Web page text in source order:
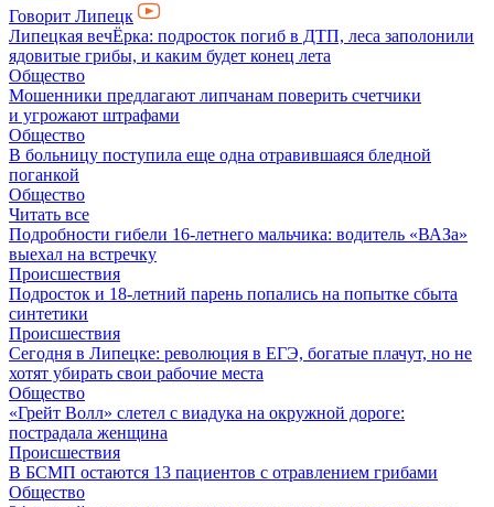
Говорит Липецк
Липецкая вечЁрка: подросток погиб в ДТП, леса заполонили
ядовитые грибы, и каким будет конец лета
Общество
Мошенники предлагают липчанам поверить счетчики
и угрожают штрафами
Общество
В больницу поступила еще одна отравившаяся бледной
поганкой
Общество
Читать все
Подробности гибели 16-летнего мальчика: водитель «ВАЗа»
выехал на встречку
Происшествия
Подросток и 18-летний парень попались на попытке сбыта
синтетики
Происшествия
Сегодня в Липецке: революция в ЕГЭ, богатые плачут, но не
хотят убирать свои рабочие места
Общество
«Грейт Волл» слетел с виадука на окружной дороге:
пострадала женщина
Происшествия
В БСМП остаются 13 пациентов с отравлением грибами
Общество